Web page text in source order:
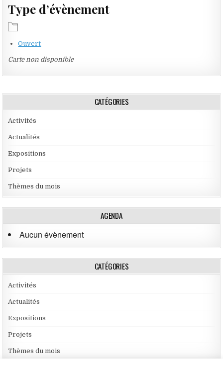
Type d’évènement
Ouvert
Carte non disponible
CATÉGORIES
Activités
Actualités
Expositions
Projets
Thèmes du mois
AGENDA
Aucun évènement
CATÉGORIES
Activités
Actualités
Expositions
Projets
Thèmes du mois